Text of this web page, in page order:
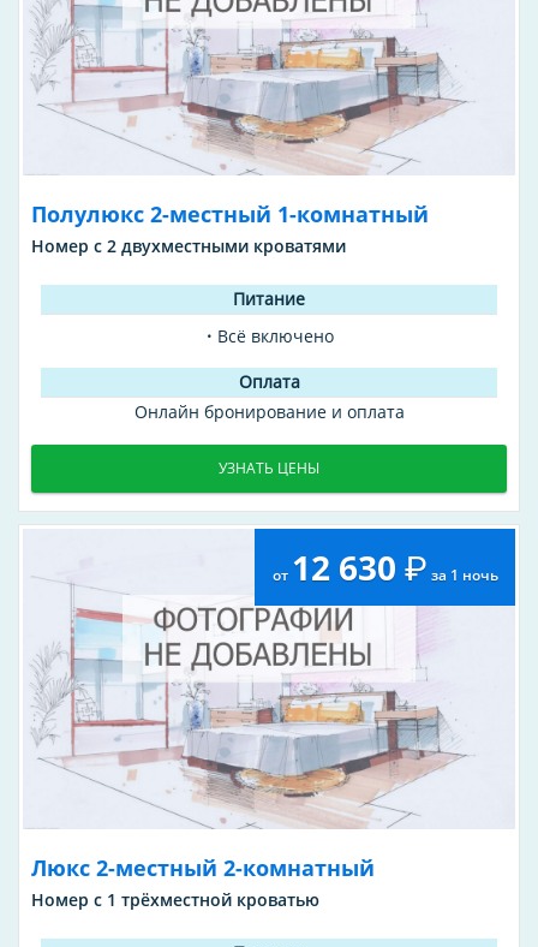
Полулюкс 2-местный 1-комнатный
Номер с 2 двухместными кроватями
Всё включено
Онлайн бронирование и оплата
УЗНАТЬ ЦЕНЫ
от 12 630 за 1 ночь
Люкс 2-местный 2-комнатный
Номер с 1 трёхместной кроватью